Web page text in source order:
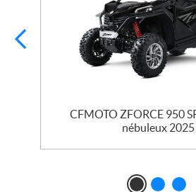
CFMOTO ZFORCE 950
nébuleux 2025